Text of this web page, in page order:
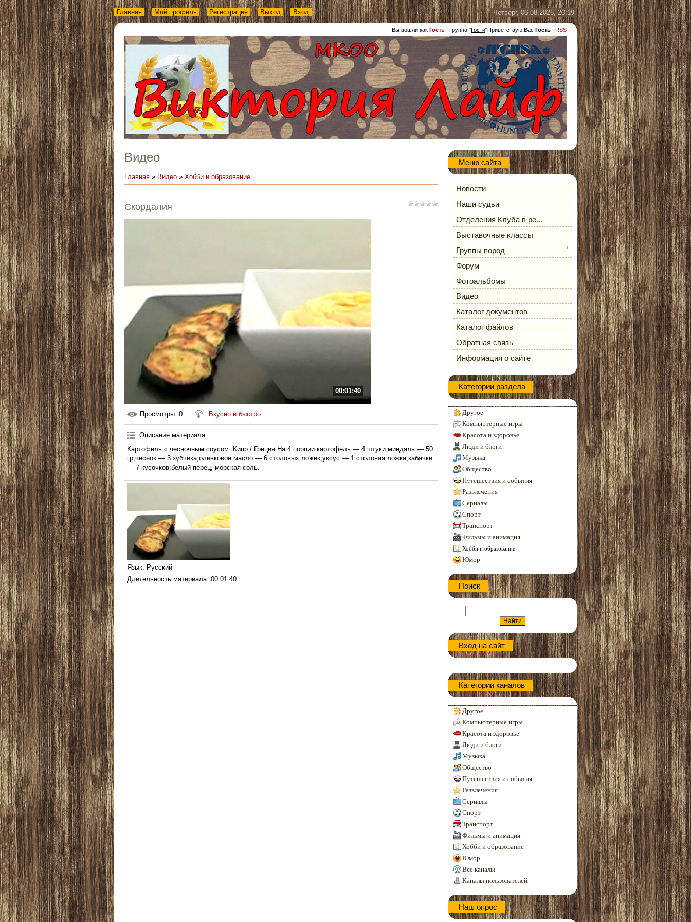
Четверг, 06.08.2026, 20:19
Вы вошли как Гость | Группа "Гости"Приветствую Вас Гость | RSS
Главная Мой профиль Регистрация Выход Вход
Видео
Главная » Видео » Хобби и образование
Скордалия
00:01:40
Просмотры: 0 Вкусно и быстро
Описание материала:
Картофель с чесночным соусом. Кипр / Греция.На 4 порции:картофель — 4 штуки;миндаль — 50
гр;чеснок — 3 зубчика;оливковое масло — 6 столовых ложек;уксус — 1 столовая ложка;кабачки
— 7 кусочков;белый перец, морская соль.
Язык: Русский
Длительность материала: 00:01:40
Меню сайта
Новости
Наши судьи
Отделения Клуба в ре...
Выставочные классы
Группы пород
Форум
Фотоальбомы
Видео
Каталог документов
Каталог файлов
Обратная связь
Информация о сайте
Категории раздела
Другое
Компьютерные игры
Красота и здоровье
Люди и блоги
Музыка
Общество
Путешествия и события
Развлечения
Сериалы
Спорт
Транспорт
Фильмы и анимация
Хобби и образование
Юмор
Поиск
Вход на сайт
Категории каналов
Другое
Компьютерные игры
Красота и здоровье
Люди и блоги
Музыка
Общество
Путешествия и события
Развлечения
Сериалы
Спорт
Транспорт
Фильмы и анимация
Хобби и образование
Юмор
Все каналы
Каналы пользователей
Наш опрос